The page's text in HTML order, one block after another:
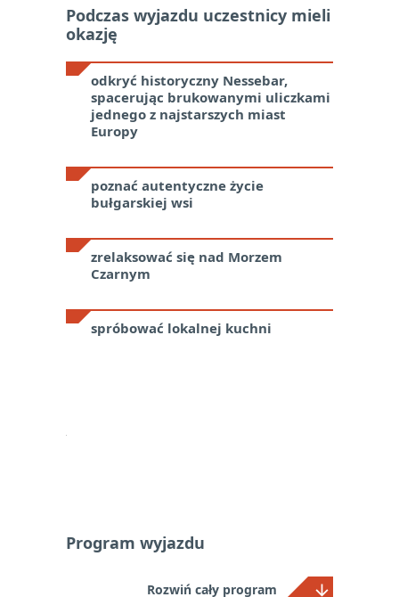
Podczas wyjazdu uczestnicy mieli
okazję
odkryć historyczny Nessebar,
spacerując brukowanymi uliczkami
jednego z najstarszych miast
Europy
poznać autentyczne życie
bułgarskiej wsi
zrelaksować się nad Morzem
Czarnym
spróbować lokalnej kuchni
Program wyjazdu
Rozwiń cały program